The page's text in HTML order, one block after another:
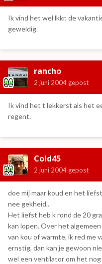
Ik vind het wel lkkr, de
geweldig.
rancho
2 juni 2004 gepost
Ik vind het t lekkerst als het
regent.
Cold45
2 juni 2004 gepost
doe mij maar koud en het
nee gekheid..
Het liefst heb k rond de 20
kan lopen. Over het
van kou of warmte, ik red me
ernstig, dan kan je gewoon
wel een ventilator om het